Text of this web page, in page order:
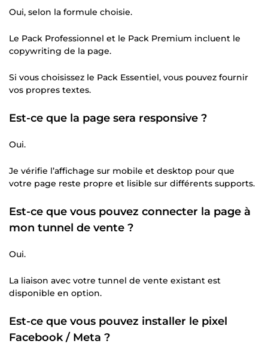
Oui, selon la formule choisie.
Le Pack Professionnel et le Pack Premium incluent le
copywriting de la page.
Si vous choisissez le Pack Essentiel, vous pouvez fournir
vos propres textes.
Est-ce que la page sera responsive ?
Oui.
Je vérifie l’affichage sur mobile et desktop pour que
votre page reste propre et lisible sur différents supports.
Est-ce que vous pouvez connecter la page à
mon tunnel de vente ?
Oui.
La liaison avec votre tunnel de vente existant est
disponible en option.
Est-ce que vous pouvez installer le pixel
Facebook / Meta ?